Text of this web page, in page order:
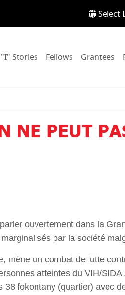
Select
to:
"I" Stories Go to:
Fellows Go to:
Grantees
NE PEUT
ouvertement dans la
par la société
mène un combat de lutte
atteintes du VIH/SIDA
38 fokontany (quartier) avec